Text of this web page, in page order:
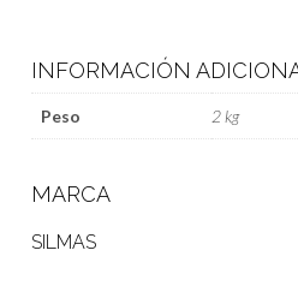
INFORMACIÓN
Peso 2 kg
MARCA
SILMAS